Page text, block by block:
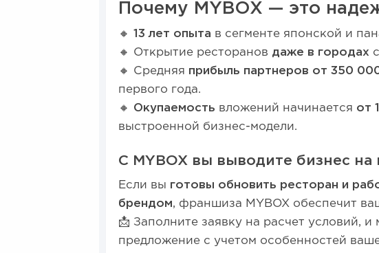
Почему MYBOX — это
🔸 13 лет опыта в сегменте японской и
🔸 Открытие ресторанов даже в городах
🔸 Средняя прибыль партнеров от 350
первого года.
🔸 Окупаемость вложений начинается от
выстроенной бизнес-модели.
С MYBOX вы выводите бизнес
Если вы готовы обновить ресторан и
брендом, франшиза MYBOX обеспечит
📩 Заполните заявку на расчет условий,
предложение с учетом особенностей